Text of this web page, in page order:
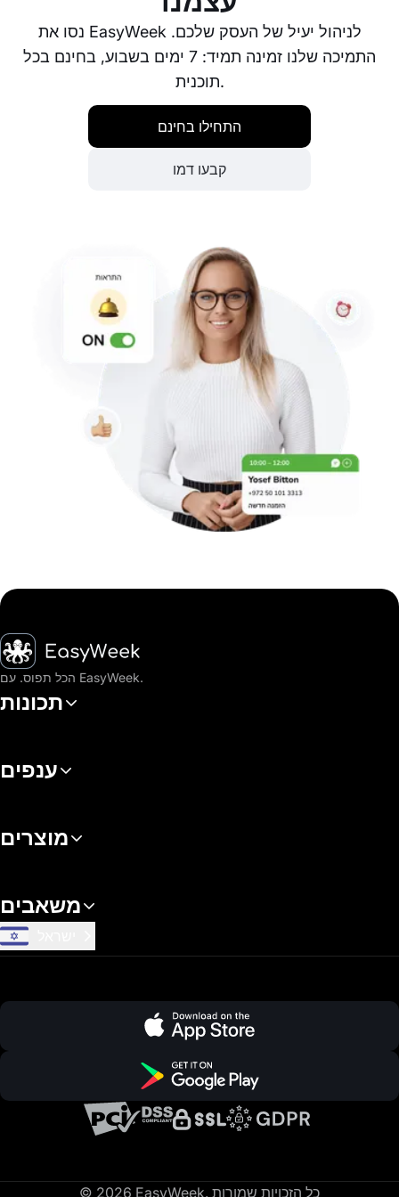
נסו את EasyWeek לניהול יעיל של העסק שלכם.
התמיכה שלנו זמינה תמיד: 7 ימים בשבוע, בחינם בכל
תוכנית.
התחילו בחינם
קבעו דמו
דף הבית
הכל תפוס. עם EasyWeek.
תכונות
ענפים
מוצרים
משאבים
© 2026 EasyWeek. כל הזכויות שמורות